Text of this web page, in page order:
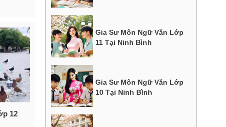
12
Gia Sư Môn Ngữ Văn Lớp
11 Tại Ninh Bình
Gia Sư Môn Ngữ Văn Lớp
10 Tại Ninh Bình